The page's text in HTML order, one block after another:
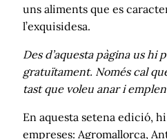
uns aliments que es
l’exquisidesa.
Des d’aquesta pàgina us hi
gratuïtament. Només cal
tast que voleu anar i
En aquesta setena edició,
empreses: Agromallorca,